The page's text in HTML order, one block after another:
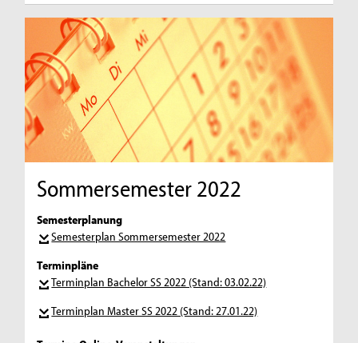
Sommersemester 2022
Semesterplanung
Semesterplan Sommersemester 2022
Terminpläne
Terminplan Bachelor SS 2022 (Stand: 03.02.22)
Terminplan Master SS 2022 (Stand: 27.01.22)